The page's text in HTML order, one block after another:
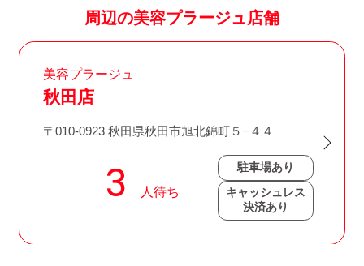
周辺の美容プラージュ店舗
美容プラージュ
秋田店
〒010-0923 秋田県秋田市旭北錦町５−４４
駐車場あり
キャッシュレス
決済あり